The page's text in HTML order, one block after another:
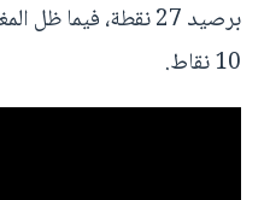
10 نقاط.